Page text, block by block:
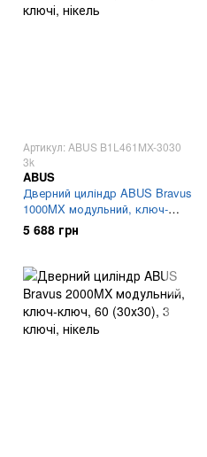
Артикул: ABUS B1L461MX-3030
3k
ABUS
Дверний циліндр ABUS Bravus
1000MX модульний, ключ-
ключ, 60 (30х30), 3 ключі,
5 688 грн